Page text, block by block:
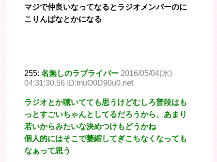
マジで仲良いなってなるとラジオメンバーのに
こりんぱなとかになる
255: 名無しのラブライバー 2016/05/04(水)
04:31:30.56 ID:muO0D90u0.net
ラジオとか聴いてても思うけどむしろ普段はも
っとすごいちゃんとしてるだろうから、あまり
若いからみたいな決めつけもどうかね
個人的にはそこで萎縮してぎこちなくなっても
なぁって思う